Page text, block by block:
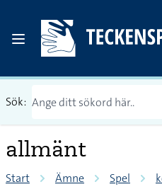
Sök:
allmänt
Start Ämne Spel